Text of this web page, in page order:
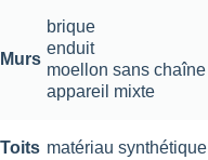
Murs
brique
enduit
moellon sans
appareil mixte
Toits matériau